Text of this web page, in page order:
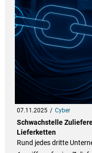
07.11.2025 Cyber
Schwachstelle
Lieferketten
Rund jedes dritte